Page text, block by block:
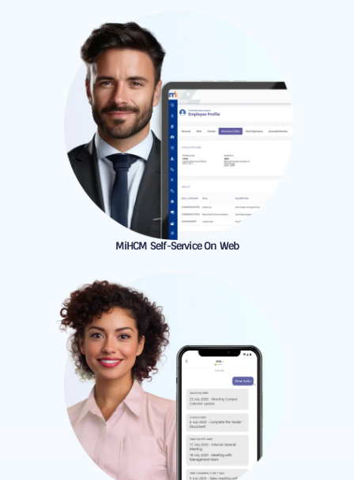
MiHCM Self-Service On Web